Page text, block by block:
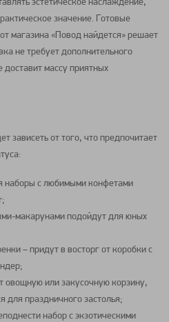
эстетическое наслаждение,
значение. Готовые
от магазина «Повод найдется» решает
не требует дополнительного
массу приятных
зависеть от того, что предпочитает
наборы с любимыми конфетами
макарунами подойдут для юных
– придут в восторг от коробки с
;
овощную или закусочную корзину,
для праздничного застолья;
набор с экзотическими